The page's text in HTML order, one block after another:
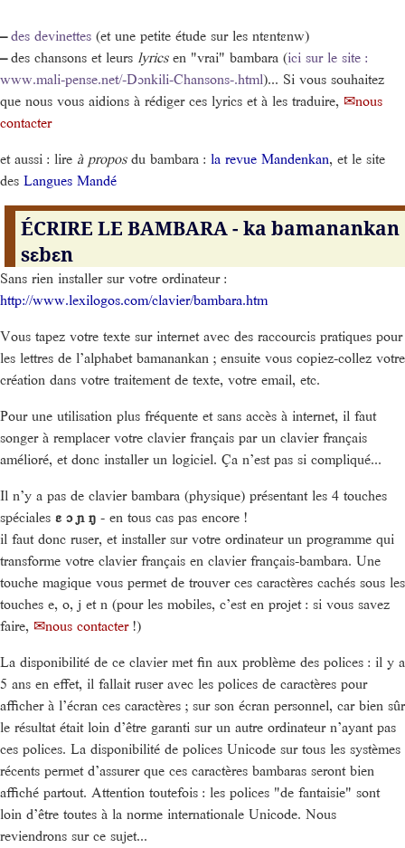
–des devinettes (et une petite étude sur les ntɛntɛnw)
–des chansons et leurs lyricsen "vrai" bambara (ici sur le site :
www.mali-pense.net/-Dɔnkili-Chansons-.html)... Si vous souhaitez
que nous vous aidions à rédiger ces lyrics et à les traduire,
nous
contacter
et aussi : lire à proposdu bambara : la revue Mandenkan, et le site
des Langues Mandé
ÉCRIRE LE BAMBARA - ka bamanankan
sɛbɛn
Sans rien installer sur votre ordinateur :
http://www.lexilogos.com/clavier/bambara.htm
Vous tapez votre texte sur internet avec des raccourcis pratiques pour
les lettres de l’alphabet bamanankan ; ensuite vous copiez-collez votre
création dans votre traitement de texte, votre email, etc.
Pour une utilisation plus fréquente et sans accès à internet, il faut
songer à remplacer votre clavier français par un clavier français
amélioré, et donc installer un logiciel. Ça n’est pas si compliqué...
Il n’y a pas de clavier bambara (physique) présentant les 4 touches
spéciales ɛ ɔ ɲ ŋ - en tous cas pas encore !
il faut donc ruser, et installer sur votre ordinateur un programme qui
transforme votre clavier français en clavier français-bambara. Une
touche magique vous permet de trouver ces caractères cachés sous les
touches e, o, j et n (pour les mobiles, c’est en projet : si vous savez
faire,
nous contacter!)
La disponibilité de ce clavier met fin aux problème des polices : il y a
5 ans en effet, il fallait ruser avec les polices de caractères pour
afficher à l’écran ces caractères ; sur son écran personnel, car bien sûr
le résultat était loin d’être garanti sur un autre ordinateur n’ayant pas
ces polices. La disponibilité de polices Unicode sur tous les systèmes
récents permet d’assurer que ces caractères bambaras seront bien
affiché partout. Attention toutefois : les polices "de fantaisie" sont
loin d’être toutes à la norme internationale Unicode. Nous
reviendrons sur ce sujet...